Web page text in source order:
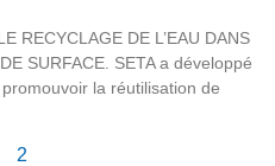
RECYCLAGE DE L’EAU DANS
SURFACE. SETA a développé
la réutilisation de
2